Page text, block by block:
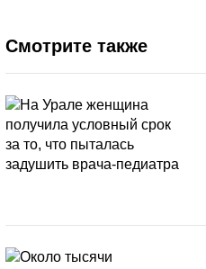
Смотрите также